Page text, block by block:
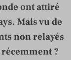
ont attiré
Mais vu de
non relayés
?